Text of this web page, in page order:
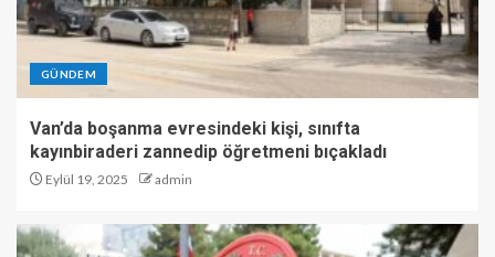
GÜNDEM
Van’da boşanma evresindeki kişi, sınıfta
kayınbiraderi zannedip öğretmeni bıçakladı
Eylül 19, 2025 admin